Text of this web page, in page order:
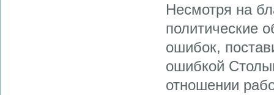
Несмотря на
политические
ошибок,
ошибкой
отношении